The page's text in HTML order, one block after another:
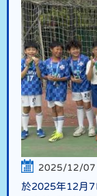
2025/12/07
於2025年12月7